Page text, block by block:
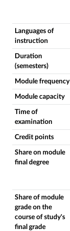
Languages of
instruction
Duration
(semesters)
Module frequency
Module capacity
Time of
examination
Credit points
Share on module
final degree
Share of module
grade on the
course of study's
final grade